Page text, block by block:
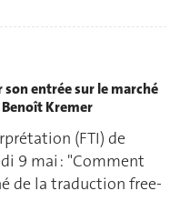
entrée sur le marché
Kremer
(FTI) de
9 mai : "Comment
de la traduction free-